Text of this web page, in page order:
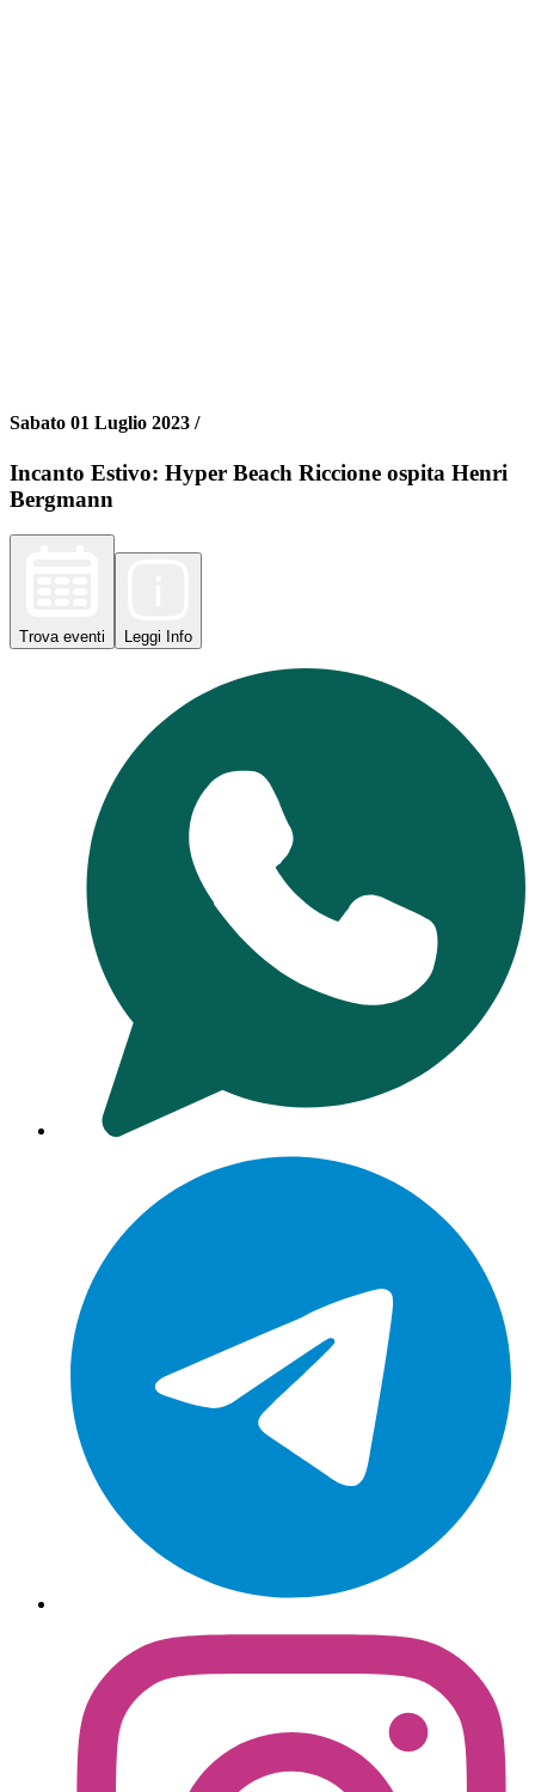
Sabato 01 Luglio 2023 /
Incanto Estivo: Hyper Beach Riccione ospita Henri
Bergmann
Trova eventi Leggi Info